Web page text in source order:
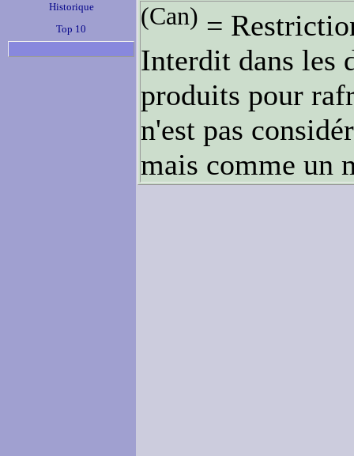
Historique
Top 10
(Can) =
Interdit dans les
produits pour
n'est pas
mais comme un